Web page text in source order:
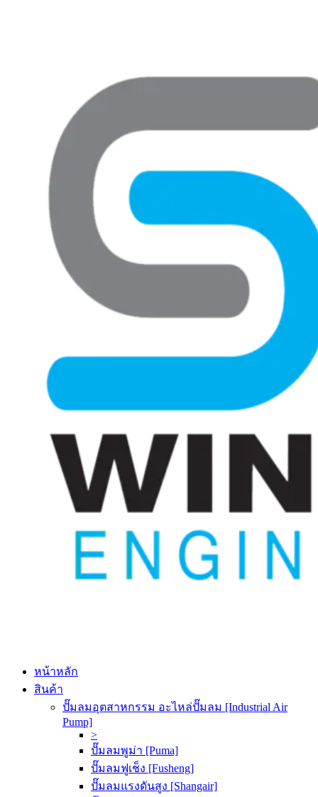
หน้าหลัก
สินค้า
ปั๊มลมอุตสาหกรรม อะไหล่ปั๊มลม [Industrial Air
Pump]
>
ปั๊มลมพูม่า [Puma]
ปั๊มลมฟูเช็ง [Fusheng]
ปั๊มลมแรงดันสูง [Shangair]